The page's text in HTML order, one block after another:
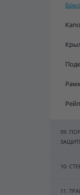
09.
10.
11.